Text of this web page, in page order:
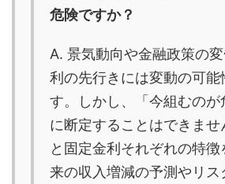
危険ですか？
A. 景気動向や金融政策の
利の先行きには変動の可能
す。しかし、「今組むのが
に断定することはできませ
と固定金利それぞれの特
来の収入増減の予測やリス